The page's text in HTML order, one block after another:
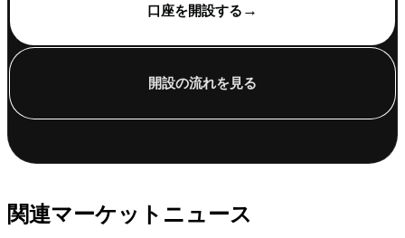
口座を開設する →
開設の流れを見る
関連マーケットニュース